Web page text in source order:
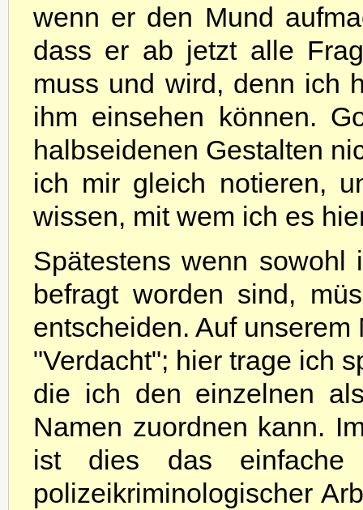
wenn er den Mund
dass er ab jetzt alle
muss und wird, denn ich
ihm einsehen können.
halbseidenen Gestalten
ich mir gleich notieren,
wissen, mit wem ich es
Spätestens wenn
befragt worden sind,
entscheiden. Auf
"Verdacht"; hier trage ich
die ich den einzelnen
Namen zuordnen kann.
ist dies das einfache
polizeikriminologischer